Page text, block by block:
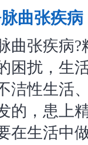
曲张疾病
曲张疾病?
困扰，生
洁性生活
的，患上
在生活中